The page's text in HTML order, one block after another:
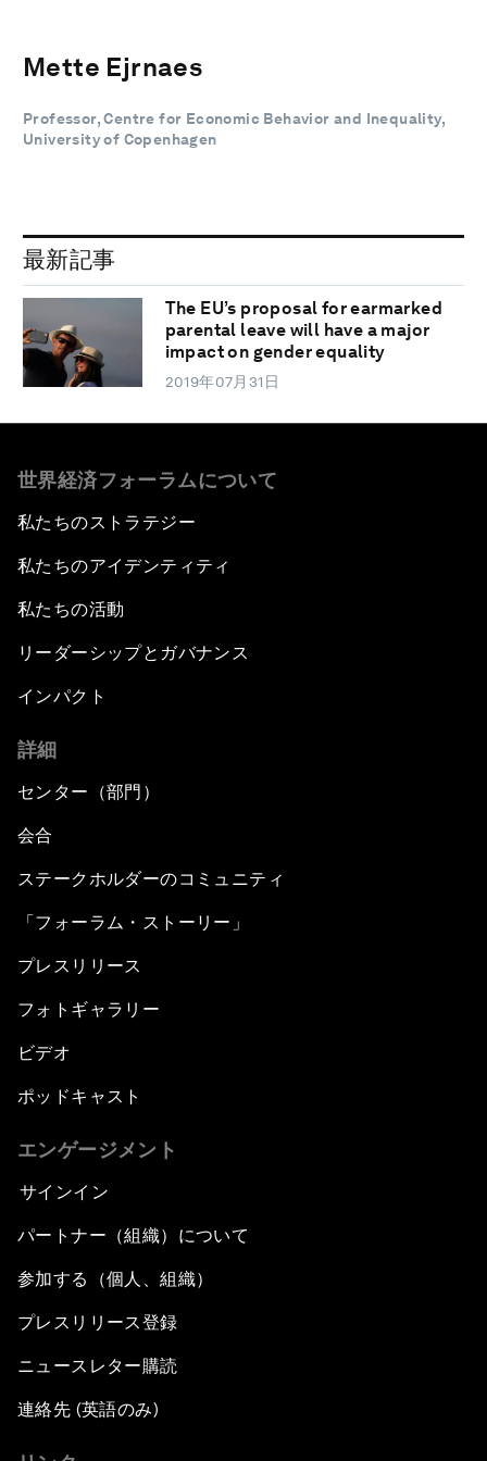
Mette Ejrnaes
Professor, Centre for Economic Behavior and Inequality,
University of Copenhagen
最新記事
The EU’s proposal for earmarked
parental leave will have a major
impact on gender equality
2019年07月31日
世界経済フォーラムについて
私たちのストラテジー
私たちのアイデンティティ
私たちの活動
リーダーシップとガバナンス
インパクト
詳細
センター（部門）
会合
ステークホルダーのコミュニティ
「フォーラム・ストーリー」
プレスリリース
フォトギャラリー
ビデオ
ポッドキャスト
エンゲージメント
サインイン
パートナー（組織）について
参加する（個人、組織）
プレスリリース登録
ニュースレター購読
連絡先 (英語のみ)